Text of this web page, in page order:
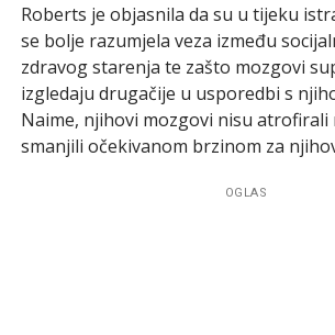
Roberts je objasnila da su u tijeku
se bolje razumjela veza između
zdravog starenja te zašto mozgovi
izgledaju drugačije u usporedbi s
Naime, njihovi mozgovi nisu atrofirali
smanjili očekivanom brzinom za
OGLAS